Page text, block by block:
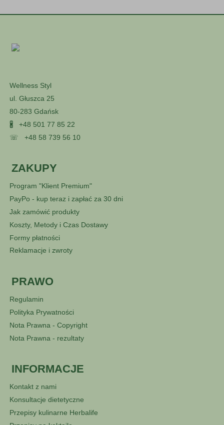
Wellness Styl
ul. Głuszca 25
80-283 Gdańsk
🖁 +48 501 77 85 22
☏ +48 58 739 56 10
ZAKUPY
Program "Klient Premium"
PayPo - kup teraz i zapłać za 30 dni
Jak zamówić produkty
Koszty, Metody i Czas Dostawy
Formy płatności
Reklamacje i zwroty
PRAWO
Regulamin
Polityka Prywatności
Nota Prawna - Copyright
Nota Prawna - rezultaty
INFORMACJE
Kontakt z nami
Konsultacje dietetyczne
Przepisy kulinarne Herbalife